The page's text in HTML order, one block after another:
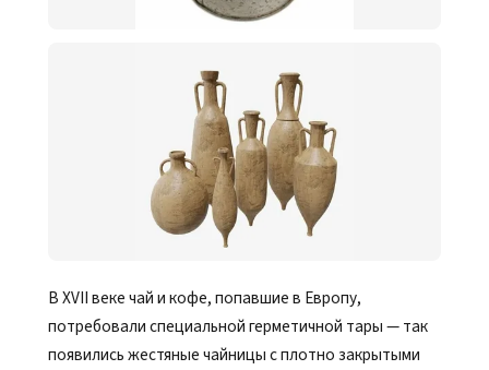
В XVII веке чай и кофе, попавшие в Европу,
потребовали специальной герметичной тары — так
появились жестяные чайницы с плотно закрытыми